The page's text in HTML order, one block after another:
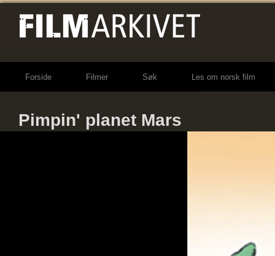
Forside Filmer Søk Les om norsk film
Pimpin' planet Mars